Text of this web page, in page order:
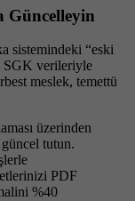
Güncelleyin
sistemindeki “eski
SGK verileriyle
meslek, temettü
üzerinden
tutun.
PDF
%40